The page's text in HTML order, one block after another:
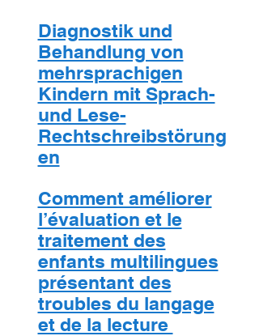
Diagnostik und
Behandlung von
mehrsprachigen
Kindern mit Sprach-
und Lese-
Rechtschreibstörung
en
Comment améliorer
l’évaluation et le
traitement des
enfants multilingues
présentant des
troubles du langage
et de la lecture